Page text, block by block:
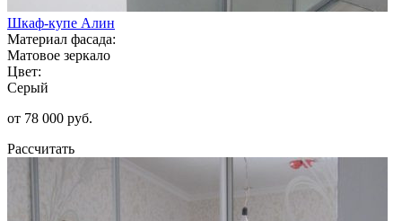
Шкаф-купе Алин
Материал фасада:
Матовое зеркало
Цвет:
Серый
от 78 000 руб.
Рассчитать